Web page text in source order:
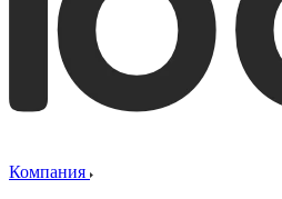
Компания